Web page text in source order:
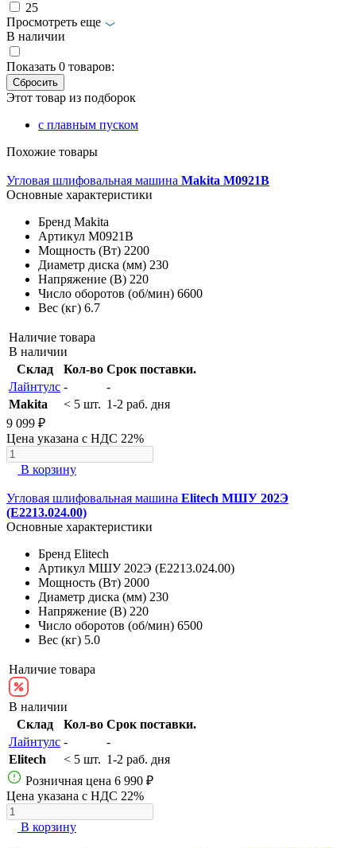
25
Просмотреть еще
В наличии
Показать 0 товаров:
Этот товар из подборок
с плавным пуском
Похожие товары
Угловая шлифовальная машина Makita M0921B
Основные характеристики
Бренд Makita
Артикул M0921B
Мощность (Вт) 2200
Диаметр диска (мм) 230
Напряжение (В) 220
Число оборотов (об/мин) 6600
Вес (кг) 6.7
Наличие товара
В наличии
Склад
Кол-во Срок поставки.
Лайнтулс -
-
Makita
< 5 шт. 1-2 раб. дня
9 099 ₽
Цена указана с НДС 22%
В корзину
Угловая шлифовальная машина Elitech МШУ 202Э
(E2213.024.00)
Основные характеристики
Бренд Elitech
Артикул МШУ 202Э (E2213.024.00)
Мощность (Вт) 2000
Диаметр диска (мм) 230
Напряжение (В) 220
Число оборотов (об/мин) 6500
Вес (кг) 5.0
Наличие товара
В наличии
Склад
Кол-во Срок поставки.
Лайнтулс -
-
Elitech
< 5 шт. 1-2 раб. дня
Розничная цена 6 990 ₽
Цена указана с НДС 22%
В корзину